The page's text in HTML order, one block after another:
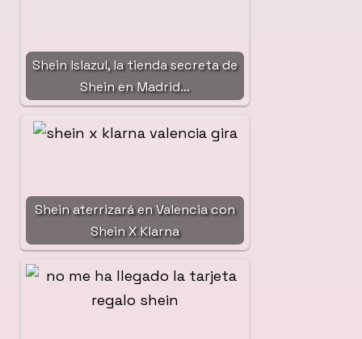
Shein Islazul, la tienda secreta de
Shein en Madrid…
Shein aterrizará en Valencia con
Shein X Klarna